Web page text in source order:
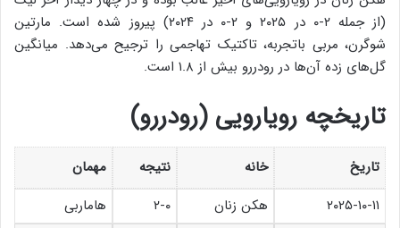
(از جمله ۲-۰ در ۲۰۲۵ و ۲-۰ در ۲۰۲۴) پیروز شده است. مارتین
شوگرن، مربی باتجربه، تاکتیک تهاجمی را ترجیح می‌دهد. میانگین
گل‌های زده آن‌ها در رودررو بیش از ۱.۸ است.
تاریخچه رویارویی (رودررو)
تاریخ خانه نتیجه
مهمان
۲۰۲۵-۱۰-۱۱
هکن زنان ۲-۰
هاماربی